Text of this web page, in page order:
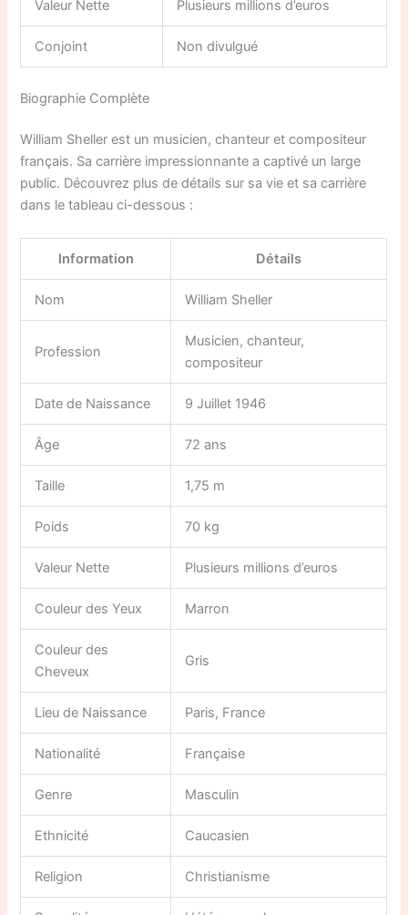
Valeur Nette Plusieurs millions d’euros
Conjoint Non divulgué
Biographie Complète
William Sheller est un musicien, chanteur et compositeur
français. Sa carrière impressionnante a captivé un large
public. Découvrez plus de détails sur sa vie et sa carrière
dans le tableau ci-dessous :
Information Détails
Nom William Sheller
Profession
Musicien, chanteur,
compositeur
Date de Naissance 9 Juillet 1946
Âge 72 ans
Taille 1,75 m
Poids 70 kg
Valeur Nette Plusieurs millions d’euros
Couleur des Yeux Marron
Couleur des
Cheveux
Gris
Lieu de Naissance Paris, France
Nationalité Française
Genre Masculin
Ethnicité Caucasien
Religion Christianisme